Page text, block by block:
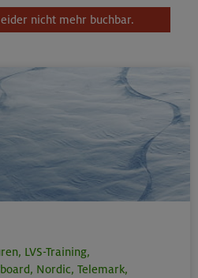
nicht mehr buchbar.
LVS-Training,
Nordic, Telemark,